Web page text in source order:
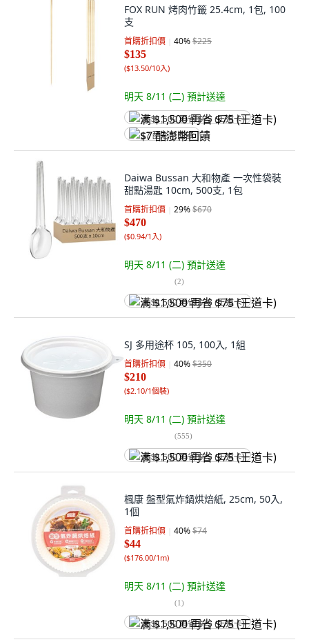
FOX RUN 烤肉竹籤 25.4cm, 1包, 100
支
首購折扣價 40%$225
$135
($13.50/10入)
明天 8/11 (二) 預計送達
满 $1,500 再省 $75 (王道卡)
$7 酷澎幣回饋
Daiwa Bussan 大和物產 一次性袋裝
甜點湯匙 10cm, 500支, 1包
首購折扣價 29%$670
$470
($0.94/1入)
明天 8/11 (二) 預計送達
(2)
满 $1,500 再省 $75 (王道卡)
SJ 多用途杯 105, 100入, 1組
首購折扣價 40%$350
$210
($2.10/1個裝)
明天 8/11 (二) 預計送達
(555)
满 $1,500 再省 $75 (王道卡)
楓康 盤型氣炸鍋烘焙紙, 25cm, 50入,
1個
首購折扣價 40%$74
$44
($176.00/1m)
明天 8/11 (二) 預計送達
(1)
满 $1,500 再省 $75 (王道卡)